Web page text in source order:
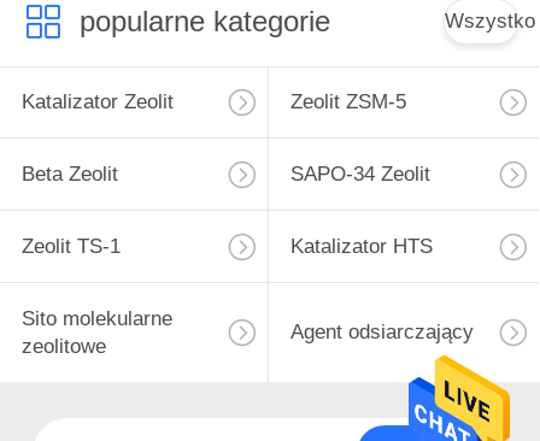
popularne kategorie Wszystko
Katalizator Zeolit Zeolit ​​ZSM-5
Beta Zeolit SAPO-34 Zeolit
Zeolit ​​TS-1 Katalizator HTS
Sito molekularne
zeolitowe
Agent odsiarczający